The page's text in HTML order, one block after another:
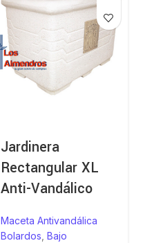
Jardinera
Rectangular XL
Anti-Vandálico
Maceta Antivandálica
Bolardos Bajo